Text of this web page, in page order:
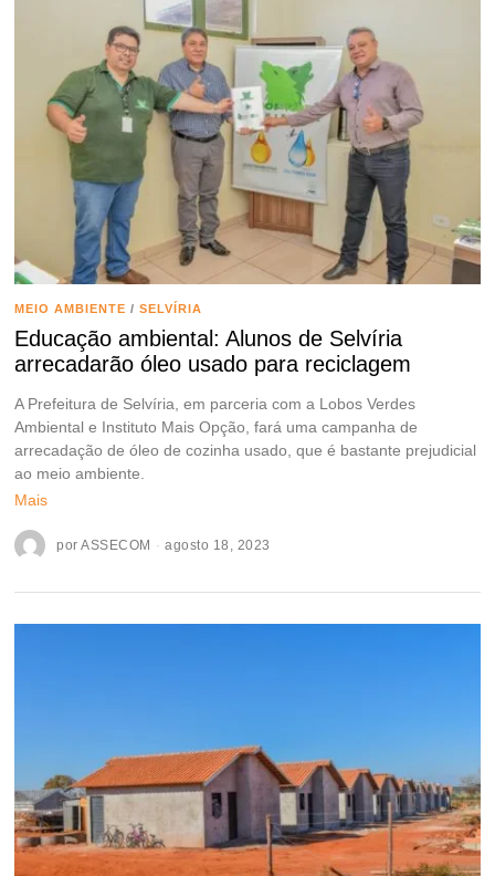
MEIO AMBIENTE / SELVÍRIA
Educação ambiental: Alunos de Selvíria
arrecadarão óleo usado para reciclagem
A Prefeitura de Selvíria, em parceria com a Lobos Verdes
Ambiental e Instituto Mais Opção, fará uma campanha de
arrecadação de óleo de cozinha usado, que é bastante prejudicial
ao meio ambiente.
Mais
porASSECOM agosto 18, 2023